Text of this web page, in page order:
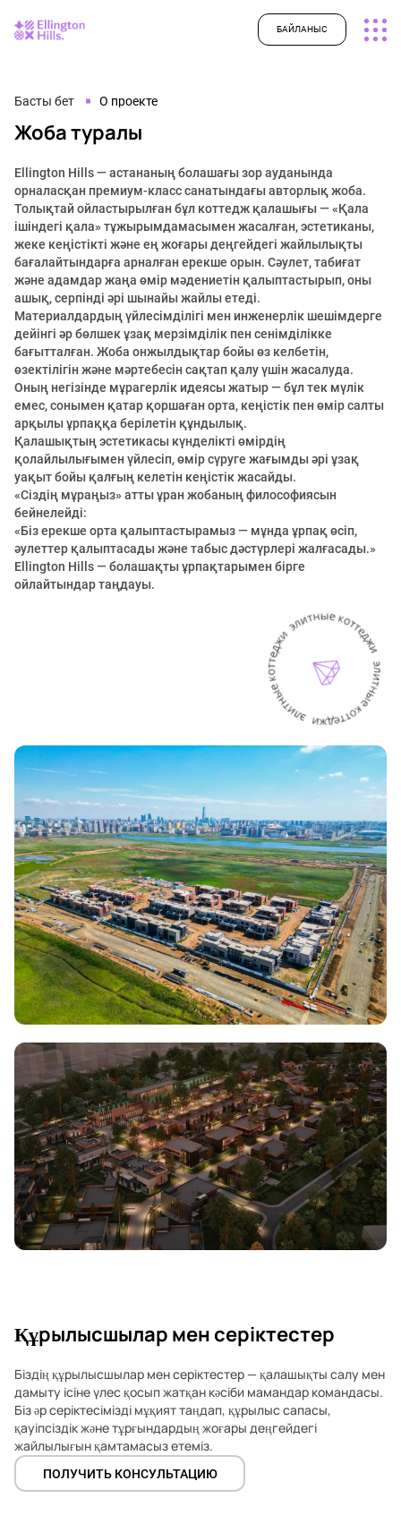
БАЙЛАНЫС
Басты бет О проекте
Жоба туралы
Ellington Hills — астананың болашағы зор ауданында
орналасқан премиум-класс санатындағы авторлық жоба.
Толықтай ойластырылған бұл коттедж қалашығы — «Қала
ішіндегі қала» тұжырымдамасымен жасалған, эстетиканы,
жеке кеңістікті және ең жоғары деңгейдегі жайлылықты
бағалайтындарға арналған ерекше орын. Сәулет, табиғат
және адамдар жаңа өмір мәдениетін қалыптастырып, оны
ашық, серпінді әрі шынайы жайлы етеді.
Материалдардың үйлесімділігі мен инженерлік шешімдерге
дейінгі әр бөлшек ұзақ мерзімділік пен сенімділікке
бағытталған. Жоба онжылдықтар бойы өз келбетін,
өзектілігін және мәртебесін сақтап қалу үшін жасалуда.
Оның негізінде мұрагерлік идеясы жатыр — бұл тек мүлік
емес, сонымен қатар қоршаған орта, кеңістік пен өмір салты
арқылы ұрпаққа берілетін құндылық.
Қалашықтың эстетикасы күнделікті өмірдің
қолайлылығымен үйлесіп, өмір сүруге жағымды әрі ұзақ
уақыт бойы қалғың келетін кеңістік жасайды.
«Сіздің мұраңыз» атты ұран жобаның философиясын
бейнелейді:
«Біз ерекше орта қалыптастырамыз — мұнда ұрпақ өсіп,
әулеттер қалыптасады және табыс дәстүрлері жалғасады.»
Ellington Hills — болашақты ұрпақтарымен бірге
ойлайтындар таңдауы.
Құрылысшылар мен серіктестер
Біздің құрылысшылар мен серіктестер — қалашықты салу мен
дамыту ісіне үлес қосып жатқан кәсіби мамандар командасы.
Біз әр серіктесімізді мұқият таңдап, құрылыс сапасы,
қауіпсіздік және тұрғындардың жоғары деңгейдегі
жайлылығын қамтамасыз етеміз.
ПОЛУЧИТЬ КОНСУЛЬТАЦИЮ